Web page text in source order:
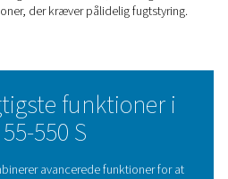
minimalt rensetab for
sikrer ren luft med fleksible
herunder vægmontering for
styringer som